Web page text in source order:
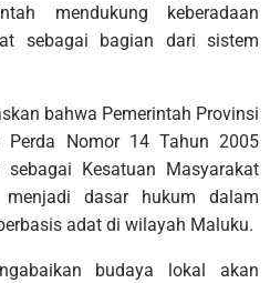
mendukung keberadaan
sebagai bagian dari sistem
bahwa Pemerintah Provinsi
Perda Nomor 14 Tahun 2005
Kesatuan Masyarakat
dasar hukum dalam
adat di wilayah Maluku.
budaya lokal akan